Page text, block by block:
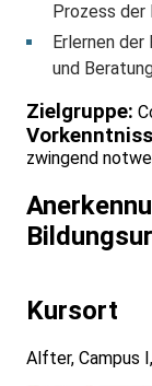
Prozess der
Erlernen
und
Zielgruppe:
zwingend
Kursort
Alfter, Campus